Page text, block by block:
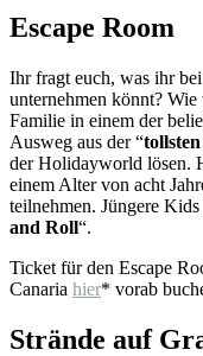
Escape Room
Ihr fragt euch, was ihr
unternehmen könnt?
Familie in einem der
Ausweg aus der “
der Holidayworld lösen.
einem Alter von acht
teilnehmen. Jüngere
and Roll“.
Ticket für den Escape
Canaria hier* vorab
Strände auf